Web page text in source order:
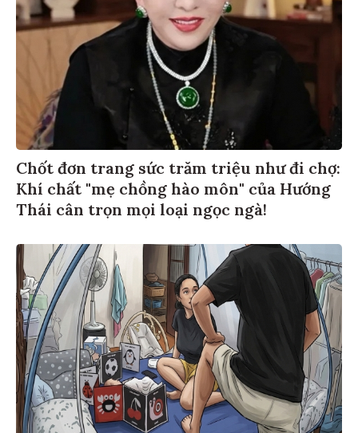
Chốt đơn trang sức trăm triệu như đi chợ:
Khí chất "mẹ chồng hào môn" của Hướng
Thái cân trọn mọi loại ngọc ngà!